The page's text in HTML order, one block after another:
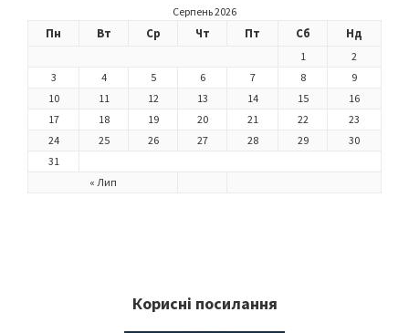
Серпень 2026
Пн Вт Ср Чт Пт Сб Нд
« Лип
1
2
3
4 5 6 7 8
9
10
11 12 13 14 15
16
17
18 19 20 21 22
23
24
25 26 27 28 29
30
31
Корисні посилання